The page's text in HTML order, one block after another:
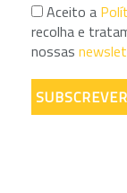
Aceito a
recolha e
nossas